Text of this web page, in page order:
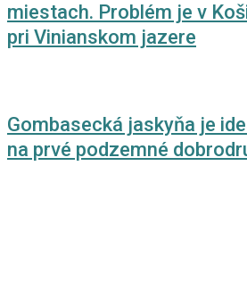
miestach. Problém je v
pri Vinianskom jazere
Gombasecká jaskyňa je
na prvé podzemné